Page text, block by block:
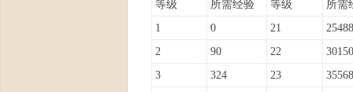
等级
所需经验 等级
所需
1
0 21
25488
2
90 22
30150
3
324 23
35568